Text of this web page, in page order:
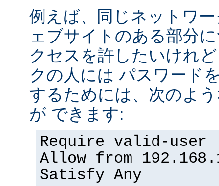
例えば、同じネットワ
ェブサイトのある部分
クセスを許したいけれ
クの人には パスワード
するためには、次のよ
が できます:
Require valid-user
Allow from
Satisfy Any